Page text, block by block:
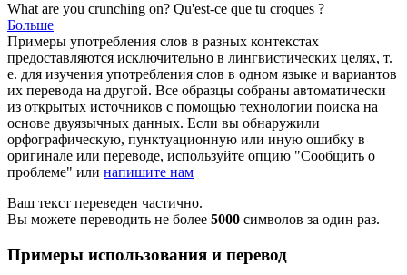
What are you crunching on? Qu'est-ce que tu croques ?
Больше
Примеры употребления слов в разных контекстах
предоставляются исключительно в лингвистических целях, т.
е. для изучения употребления слов в одном языке и вариантов
их перевода на другой. Все образцы собраны автоматически
из открытых источников с помощью технологии поиска на
основе двуязычных данных. Если вы обнаружили
орфографическую, пунктуационную или иную ошибку в
оригинале или переводе, используйте опцию "Сообщить о
проблеме" или напишите нам
Ваш текст переведен частично.
Вы можете переводить не более 5000 символов за один раз.
Примеры использования и перевод